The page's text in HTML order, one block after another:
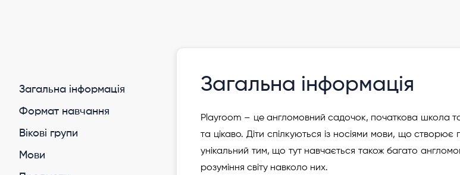
Загальна інформація
Формат навчання
Вікові групи
Мови
Загальна інформація
Playroom – це англомовний садочок, початкова школа
та цікаво. Діти спілкуються із носіями мови, що
унікальний тим, що тут навчається також багато
розуміння світу навколо них.